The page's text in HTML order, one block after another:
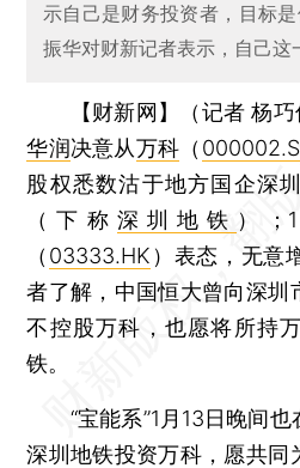
示自己是财务投资者，目标
振华对财新记者表示，自己这
【财新网】（记者 杨
华润决意从万科 （
股权悉数沽于地方国企深
（下称 深圳地铁 ）；
（ 03333.HK ）表态，无意
者了解，中国恒大曾向深圳
不控股万科，也愿将所持
铁。
“宝能系”1月13日晚间也
深圳地铁投资万科，愿共同